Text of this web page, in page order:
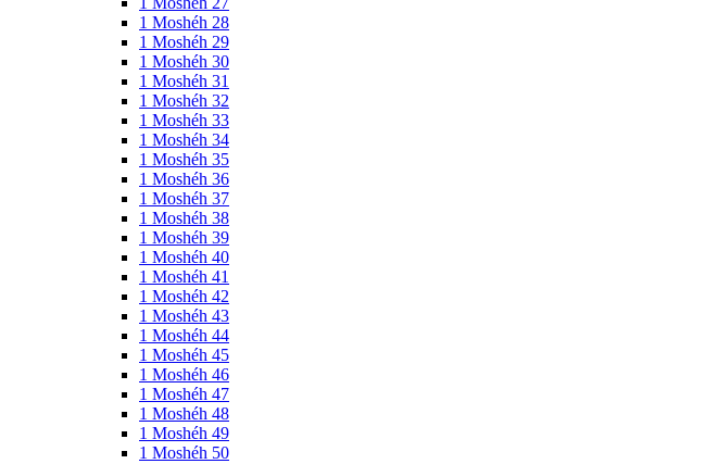
1 Moshéh 28
1 Moshéh 29
1 Moshéh 30
1 Moshéh 31
1 Moshéh 32
1 Moshéh 33
1 Moshéh 34
1 Moshéh 35
1 Moshéh 36
1 Moshéh 37
1 Moshéh 38
1 Moshéh 39
1 Moshéh 40
1 Moshéh 41
1 Moshéh 42
1 Moshéh 43
1 Moshéh 44
1 Moshéh 45
1 Moshéh 46
1 Moshéh 47
1 Moshéh 48
1 Moshéh 49
1 Moshéh 50